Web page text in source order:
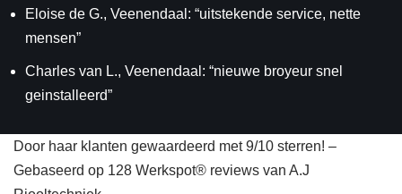
Eloise de G., Veenendaal: “uitstekende service, nette
mensen”
Charles van L., Veenendaal: “nieuwe broyeur snel
geinstalleerd”
Door haar klanten gewaardeerd met 9/10 sterren! –
Gebaseerd op 128 Werkspot® reviews van A.J